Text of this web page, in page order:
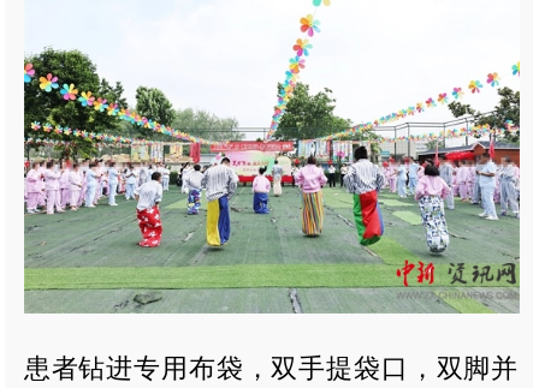
患者钻进专用布袋，双手提袋口，双脚并